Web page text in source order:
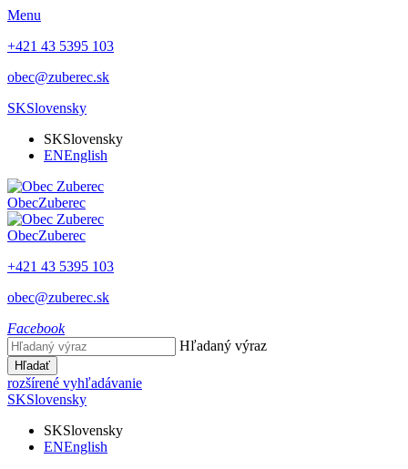
Menu
+421 43 5395 103
obec@zuberec.sk
SKSlovensky
SKSlovensky
ENEnglish
ObecZuberec
ObecZuberec
+421 43 5395 103
obec@zuberec.sk
Facebook
Hľadaný výraz
Hľadať
rozšírené vyhľadávanie
SKSlovensky
SKSlovensky
ENEnglish